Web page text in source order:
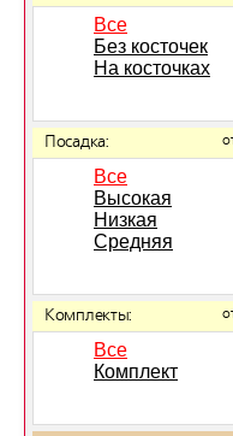
Все
Без косточек
На косточках
Посадка:
Все
Высокая
Низкая
Средняя
Комплекты:
Все
Комплект